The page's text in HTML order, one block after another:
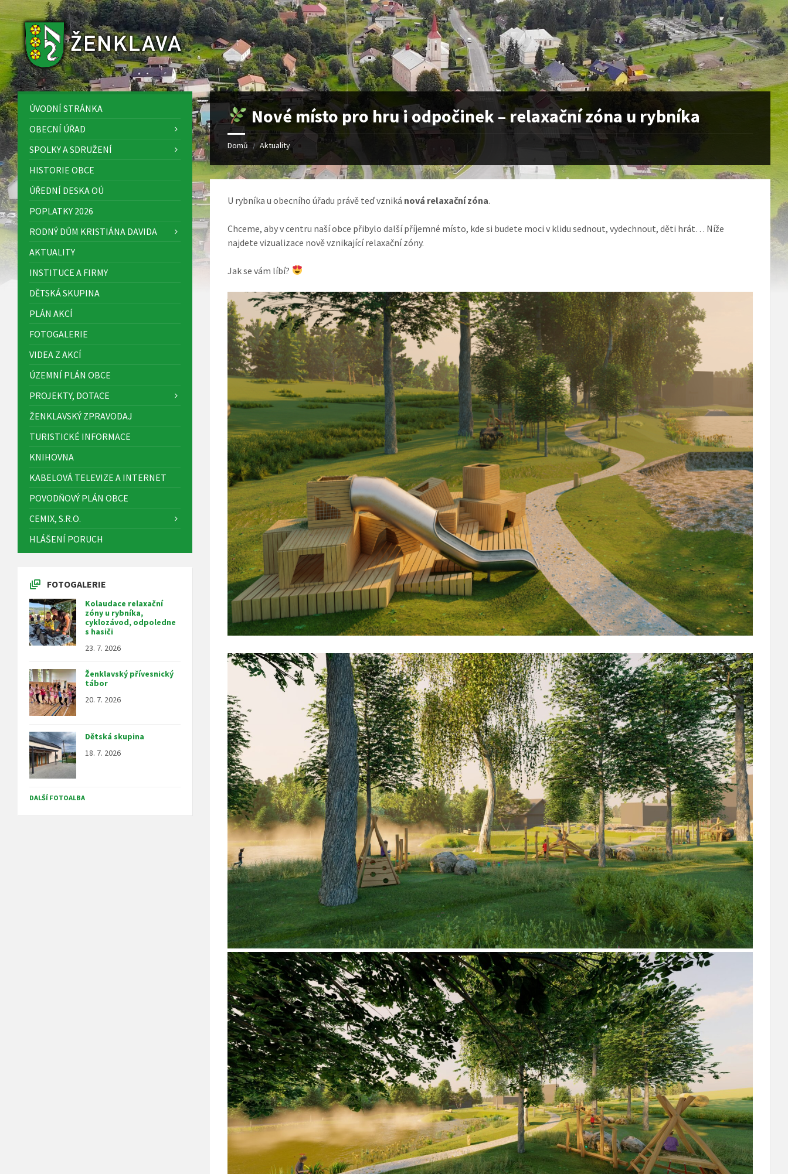
to
content
to
sidebar
to
footer
Nové místo pro hru i odpočinek – relaxační zóna u rybníka
Domů / Aktuality
U rybníka u obecního úřadu právě teď vzniká nová relaxační zóna.
Chceme, aby v centru naší obce přibylo další příjemné místo, kde si budete moci v klidu sednout, vydechnout, děti hrát… Níže
najdete vizualizace nově vznikající relaxační zóny.
Jak se vám líbí?
ÚVODNÍ STRÁNKA
OBECNÍ ÚŘAD
SPOLKY A SDRUŽENÍ
HISTORIE OBCE
ÚŘEDNÍ DESKA OÚ
POPLATKY 2026
RODNÝ DŮM KRISTIÁNA DAVIDA
AKTUALITY
INSTITUCE A FIRMY
DĚTSKÁ SKUPINA
PLÁN AKCÍ
FOTOGALERIE
VIDEA Z AKCÍ
ÚZEMNÍ PLÁN OBCE
PROJEKTY, DOTACE
ŽENKLAVSKÝ ZPRAVODAJ
TURISTICKÉ INFORMACE
KNIHOVNA
KABELOVÁ TELEVIZE A INTERNET
POVODŇOVÝ PLÁN OBCE
CEMIX, S.R.O.
HLÁŠENÍ PORUCH
FOTOGALERIE
Kolaudace relaxační
zóny u rybníka,
cyklozávod, odpoledne
s hasiči
23. 7. 2026
Ženklavský přívesnický
tábor
20. 7. 2026
Dětská skupina
18. 7. 2026
DALŠÍ FOTOALBA